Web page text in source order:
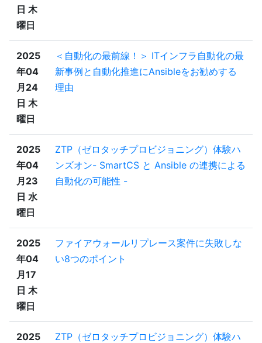
日 木
曜日
2025
年04
月24
日 木
曜日
＜自動化の最前線！＞ ITインフラ自動化の最
新事例と自動化推進にAnsibleをお勧めする
理由
2025
年04
月23
日 水
曜日
ZTP（ゼロタッチプロビジョニング）体験ハ
ンズオン- SmartCS と Ansible の連携による
自動化の可能性 -
2025
年04
月17
日 木
曜日
ファイアウォールリプレース案件に失敗しな
い8つのポイント
2025
ZTP（ゼロタッチプロビジョニング）体験ハ